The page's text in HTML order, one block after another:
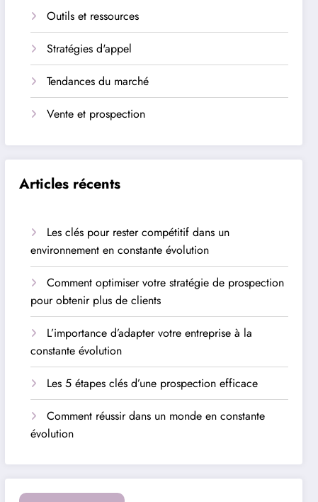
Outils et ressources
Stratégies d'appel
Tendances du marché
Vente et prospection
Articles récents
Les clés pour rester compétitif dans un
environnement en constante évolution
Comment optimiser votre stratégie de prospection
pour obtenir plus de clients
L’importance d’adapter votre entreprise à la
constante évolution
Les 5 étapes clés d’une prospection efficace
Comment réussir dans un monde en constante
évolution